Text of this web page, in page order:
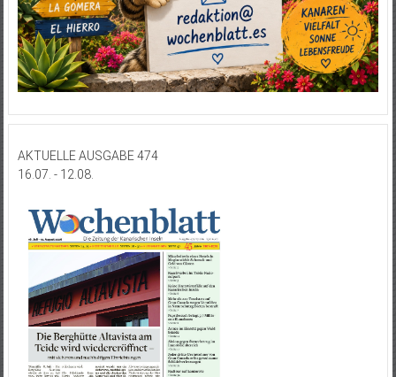
AKTUELLE AUSGABE 474
16.07. - 12.08.